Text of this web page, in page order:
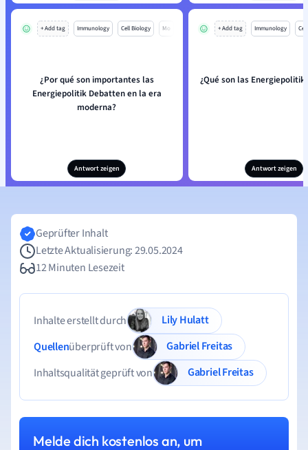
+ Add tag Immunology Cell Biology Mo
¿Por qué son importantes las
Energiepolitik Debatten en la era
moderna?
Antwort zeigen
+ Add tag Immunology
¿Qué son las
Antwort zeigen
Geprüfter Inhalt
Letzte Aktualisierung: 29.05.2024
12 Minuten Lesezeit
Inhalte erstellt durch
Lily Hulatt
Quellenüberprüft von
Gabriel Freitas
Inhaltsqualität geprüft von
Gabriel Freitas
Melde dich kostenlos an, um